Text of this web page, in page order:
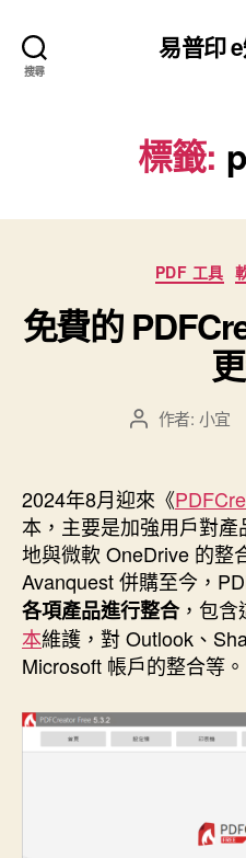
搜尋
易普印
標籤:
PDF 工具
免費的
文
者
作者: 小宜
2024年8月迎來《
本，主要是加強用戶對
地與微軟 OneDrive 的整
Avanquest 併購至今，
各項產品進行整合，包含
本維護，對 Outlook、
Microsoft 帳戶的整合等。